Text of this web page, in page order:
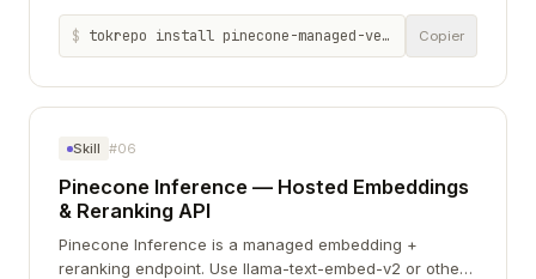
$ tokrepo install pinecone-managed-vector-database-production-ai-0fc5f7e8 Copier
Skill #06
Pinecone Inference — Hosted Embeddings
& Reranking API
Pinecone Inference is a managed embedding +
reranking endpoint. Use llama-text-embed-v2 or other